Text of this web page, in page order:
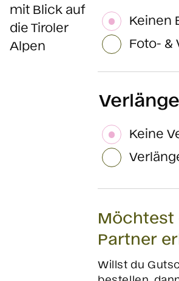
Keinen
Foto- &
Keine
Möchtest
Partner
Willst du